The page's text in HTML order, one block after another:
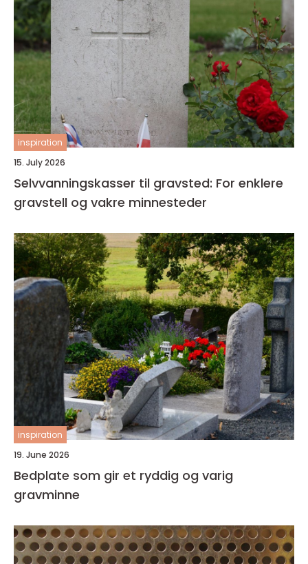
inspiration
15. July 2026
Selvvanningskasser til gravsted: For enklere
gravstell og vakre minnesteder
inspiration
19. June 2026
Bedplate som gir et ryddig og varig
gravminne